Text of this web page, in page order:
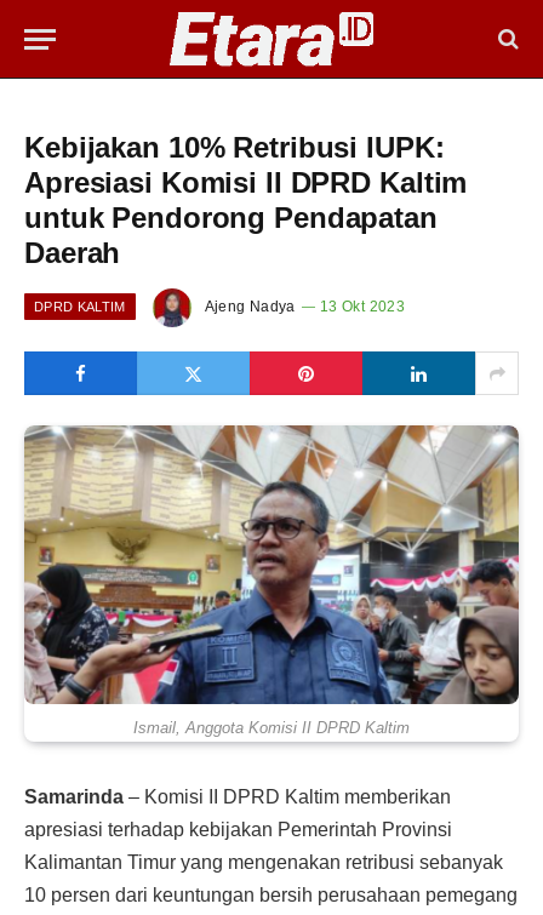
Kebijakan 10% Retribusi IUPK:
Apresiasi Komisi II DPRD Kaltim
untuk Pendorong Pendapatan
Daerah
DPRD KALTIM Ajeng Nadya 13 Okt 2023
Ismail, Anggota Komisi II DPRD Kaltim
Samarinda – Komisi II DPRD Kaltim memberikan
apresiasi terhadap kebijakan Pemerintah Provinsi
Kalimantan Timur yang mengenakan retribusi sebanyak
10 persen dari keuntungan bersih perusahaan pemegang